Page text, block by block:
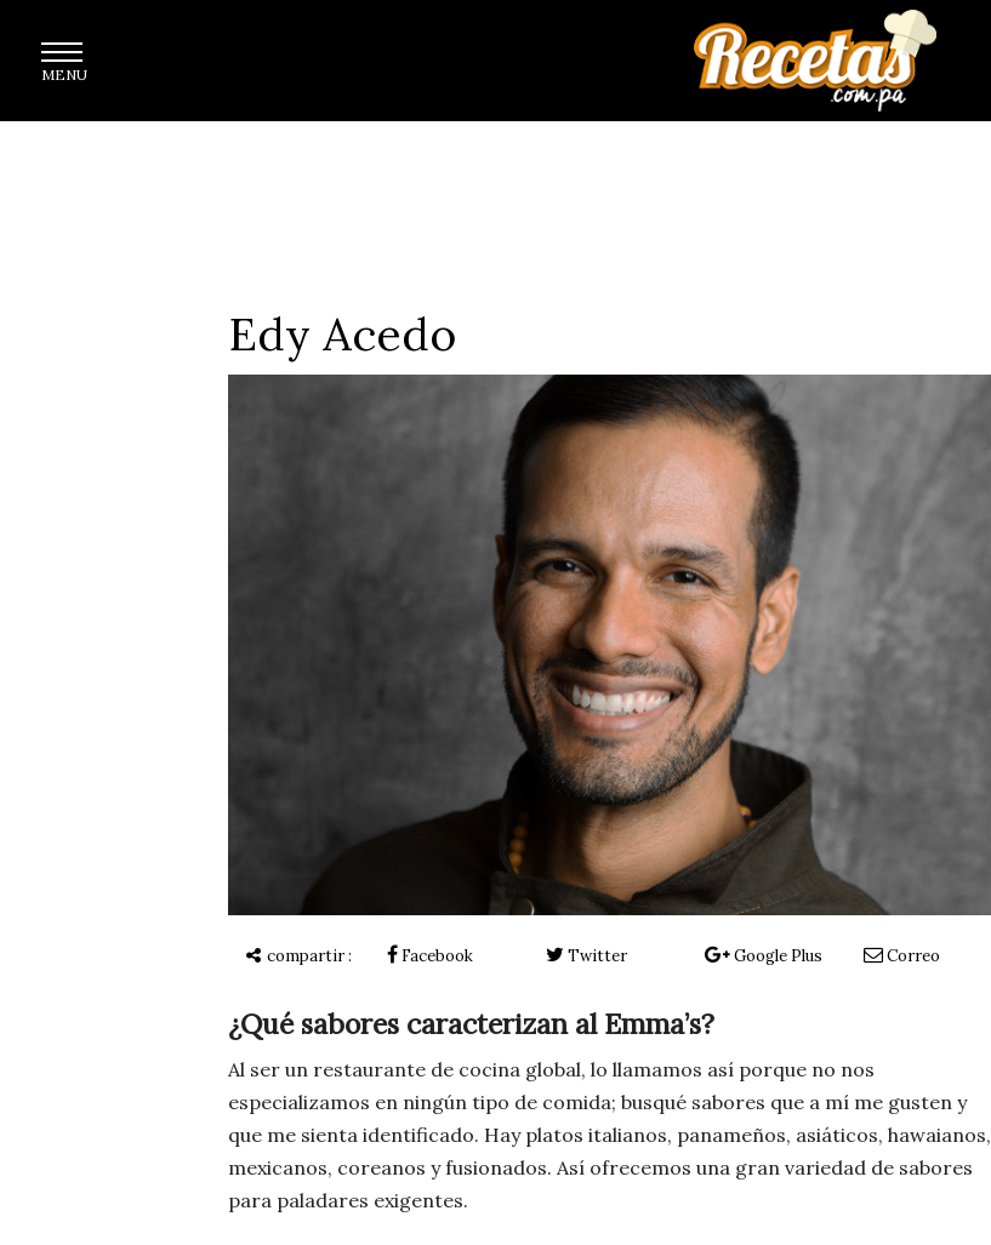
contenido
Edy Acedo
compartir : Facebook Twitter Google Plus Correo
¿Qué sabores caracterizan al Emma’s?
Al ser un restaurante de cocina global, lo llamamos así porque no nos
especializamos en ningún tipo de comida; busqué sabores que a mí me gusten y
que me sienta identificado. Hay platos italianos, panameños, asiáticos, hawaianos,
mexicanos, coreanos y fusionados. Así ofrecemos una gran variedad de sabores
para paladares exigentes.